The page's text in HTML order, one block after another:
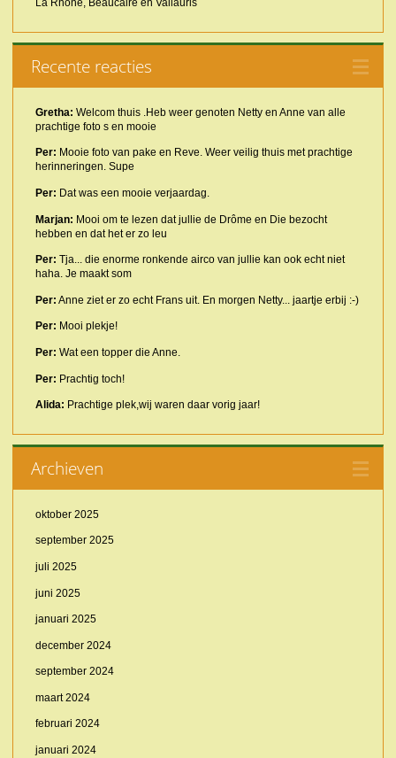
La Rhône, Beaucaire en Vallauris
Recente reacties
Gretha: Welcom thuis .Heb weer genoten Netty en Anne van alle
prachtige foto s en mooie
Per: Mooie foto van pake en Reve. Weer veilig thuis met prachtige
herinneringen. Supe
Per: Dat was een mooie verjaardag.
Marjan: Mooi om te lezen dat jullie de Drôme en Die bezocht
hebben en dat het er zo leu
Per: Tja... die enorme ronkende airco van jullie kan ook echt niet
haha. Je maakt som
Per: Anne ziet er zo echt Frans uit. En morgen Netty... jaartje erbij :-)
Per: Mooi plekje!
Per: Wat een topper die Anne.
Per: Prachtig toch!
Alida: Prachtige plek,wij waren daar vorig jaar!
Archieven
oktober 2025
september 2025
juli 2025
juni 2025
januari 2025
december 2024
september 2024
maart 2024
februari 2024
januari 2024